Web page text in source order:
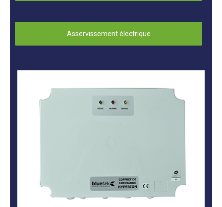
Asservissement électrique